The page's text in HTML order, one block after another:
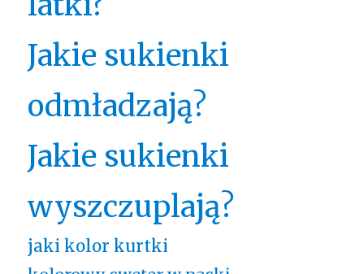
Jakie sukienki
odmładzają?
Jakie sukienki
wyszczuplają?
jaki kolor kurtki